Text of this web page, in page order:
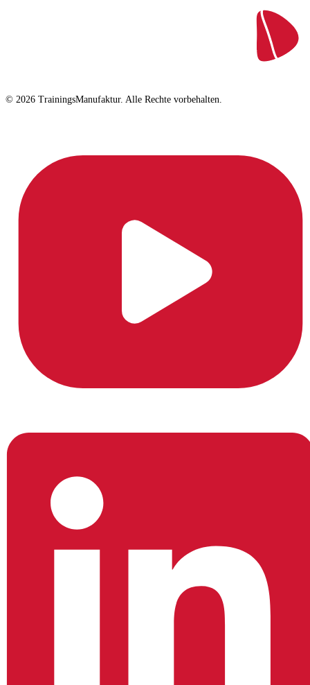
© 2026 TrainingsManufaktur. Alle Rechte vorbehalten.